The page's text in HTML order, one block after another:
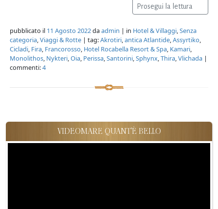
Prosegui la lettura
pubblicato il 11 Agosto 2022daadmin | in Hotel & Villaggi,Senza
categoria,Viaggi & Rotte | tag:Akrotiri,antica Atlantide,Assyrtiko,
Cicladi, Fira, Francorosso, Hotel Rocabella Resort & Spa, Kamari,
Monolithos, Nykteri,Oia, Perissa,Santorini,Sphynx,Thira,Vlichada |
commenti:4
VIDEOMARE QUANT'È BELLO